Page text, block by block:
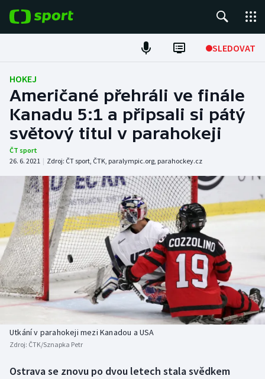
SLEDOVAT
Fotbal
Hokej
Tenis
Atletika
Cyklistika
DALŠÍ SPORTY
Americký fotbal
Baseball a softbal
Basketbal
Biatlon
NEPŘEHLÉDNĚTE
Soutěže
Historické návraty
Aplikace ČT sport
HOKEJ
Američané přehráli ve finále
Kanadu 5:1 a připsali si pátý
světový titul v parahokeji
ČT sport
26. 6. 2021 | Zdroj: ČT sport, ČTK, paralympic.org, parahockey.cz
Utkání v parahokeji mezi Kanadou a USA
Zdroj: ČTK/Sznapka Petr
Ostrava se znovu po dvou letech stala svědkem